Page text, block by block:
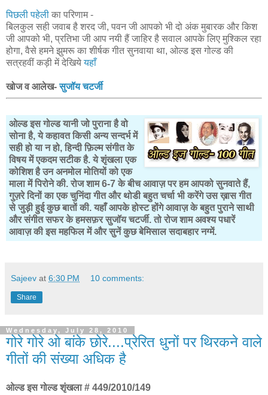
पिछली पहेली का परिणाम -
बिलकुल सही जवाब है शरद जी, पवन जी आपको भी दो अंक मुबारक और किश
जी आपको भी, प्रतिभा जी आप नयी हैं जाहिर है सवाल आपके लिए मुश्किल रहा
होगा, वैसे हमने झुमरू का शीर्षक गीत सुनवाया था, ओल्ड इस गोल्ड की
सत्रहवीं कड़ी में देखियेयहाँ
खोज व आलेख-सुजॉय चटर्जी
ओल्ड इस गोल्ड यानी जो पुराना है वो
सोना है, ये कहावत किसी अन्य सन्दर्भ में
सही हो या न हो, हिन्दी फ़िल्म संगीत के
विषय में एकदम सटीक है. ये शृंखला एक
कोशिश है उन अनमोल मोतियों को एक
माला में पिरोने की. रोज शाम 6-7 के बीच आवाज़ पर हम आपको सुनवाते हैं,
गुज़रे दिनों का एक चुनिंदा गीत और थोडी बहुत चर्चा भी करेंगे उस ख़ास गीत
से जुड़ी हुई कुछ बातों की. यहाँ आपके होस्ट होंगे आवाज़ के बहुत पुराने साथी
और संगीत सफर के हमसफ़र सुजॉय चटर्जी. तो रोज शाम अवश्य पधारें
आवाज़ की इस महफिल में और सुनें कुछ बेमिसाल सदाबहार नग्में.
Sajeev at 6:30 PM 10 comments:
Share
Wednesday, July 28, 2010
गोरे गोरे ओ बांके छोरे....प्रेरित धुनों पर थिरकने वाले
गीतों की संख्या अधिक है
ओल्ड इस गोल्ड शृंखला # 449/2010/149